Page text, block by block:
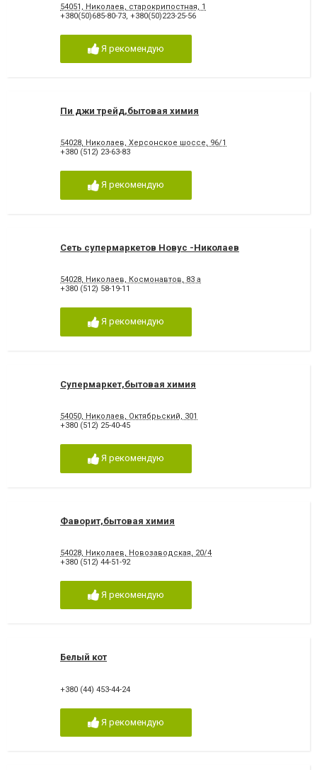
54051, Николаев, старокрипостная, 1
+380(50)685-80-73, +380(50)223-25-56
Я рекомендую
Пи джи трейд,бытовая химия
54028, Николаев, Херсонское шоссе, 96/1
+380 (512) 23-63-83
Я рекомендую
Сеть супермаркетов Новус -Николаев
54028, Николаев, Космонавтов, 83 а
+380 (512) 58-19-11
Я рекомендую
Супермаркет,бытовая химия
54050, Николаев, Октябрьский, 301
+380 (512) 25-40-45
Я рекомендую
Фаворит,бытовая химия
54028, Николаев, Новозаводская, 20/4
+380 (512) 44-51-92
Я рекомендую
Белый кот
+380 (44) 453-44-24
Я рекомендую